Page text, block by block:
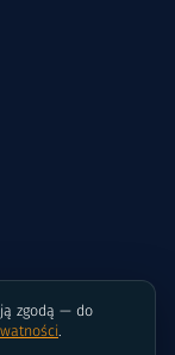
zgodą — do
.